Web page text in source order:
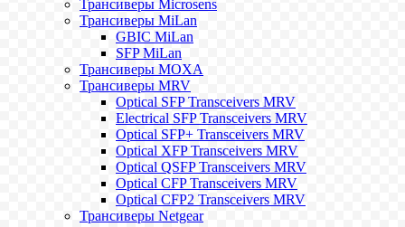
Трансиверы Microsens
Трансиверы MiLan
GBIC MiLan
SFP MiLan
Трансиверы MOXA
Трансиверы MRV
Optical SFP Transceivers MRV
Electrical SFP Transceivers MRV
Optical SFP+ Transceivers MRV
Optical XFP Transceivers MRV
Optical QSFP Transceivers MRV
Optical CFP Transceivers MRV
Optical CFP2 Transceivers MRV
Трансиверы Netgear